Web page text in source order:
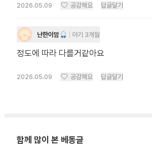
2026.05.09 공감해요 답글달기
난한이맘 아기 3개월
정도에 따라 다를거같아요
2026.05.09 공감해요 답글달기
함께 많이 본 베동글